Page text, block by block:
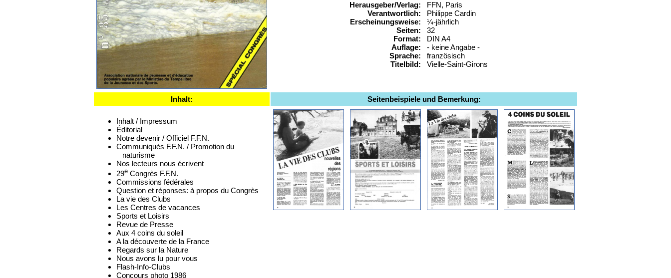
Herausgeber/Verlag:
Verantwortlich:
Erscheinungsweise:
Seiten:
Format:
Auflage:
Sprache:
Titelbild:
FFN, Paris
Philippe Cardin
¼-jährlich
32
DIN A4
- keine Angabe -
französisch
Vielle-Saint-Girons
Inhalt: Seitenbeispiele und Bemerkung:
Inhalt / Impressum
Éditorial
Notre devenir / Officiel F.F.N.
Communiqués F.F.N. / Promotion du
naturisme
Nos lecteurs nous écrivent
29e Congrès F.F.N.
Commissions fédérales
Question et réponses: à propos du Congrès
La vie des Clubs
Les Centres de vacances
Sports et Loisirs
Revue de Presse
Aux 4 coins du soleil
A la découverte de la France
Regards sur la Nature
Nous avons lu pour vous
Flash-Info-Clubs
Concours photo 1986